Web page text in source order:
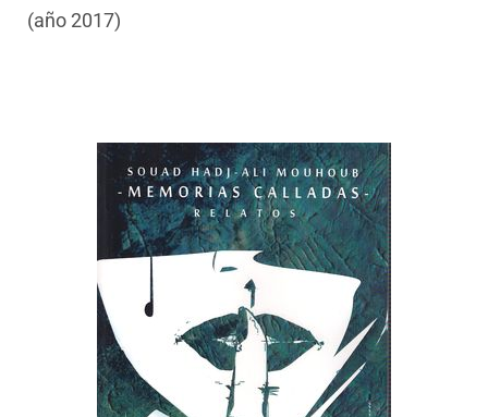
(año 2017)